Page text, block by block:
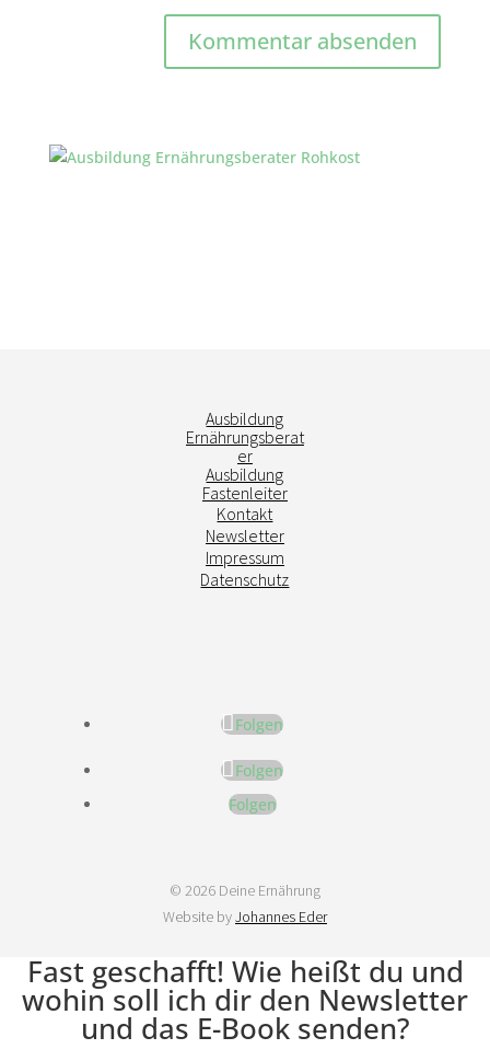
Ausbildung
Ernährungsberat
er
Ausbildung
Fastenleiter
Kontakt
Newsletter
Impressum
Datenschutz
Folgen
Folgen
Folgen
© 2026 Deine Ernährung
Website byJohannes Eder
Fast geschafft! Wie heißt du und
wohin soll ich dir den Newsletter
und das E-Book senden?